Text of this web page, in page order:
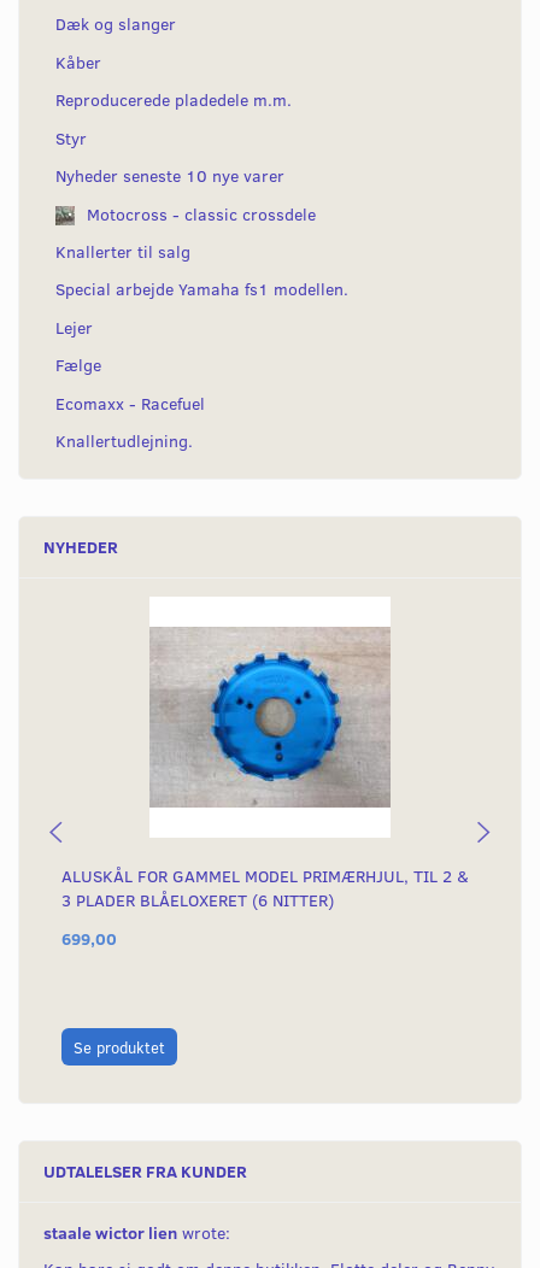
Dæk og slanger
Kåber
Reproducerede pladedele m.m.
Styr
Nyheder seneste 10 nye varer
Motocross - classic crossdele
Knallerter til salg
Special arbejde Yamaha fs1 modellen.
Lejer
Fælge
Ecomaxx - Racefuel
Knallertudlejning.
NYHEDER
ALUSKÅL FOR GAMMEL MODEL PRIMÆRHJUL, TIL 2 &
3 PLADER BLÅELOXERET (6 NITTER)
699,00
Se produktet
UDTALELSER FRA KUNDER
staale wictor lien wrote: